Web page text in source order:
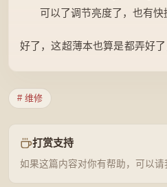
可以了调节亮度了，也有快
好了，这超薄本也算是都弄好了
# 维修
打赏支持
如果这篇内容对你有帮助，可以请